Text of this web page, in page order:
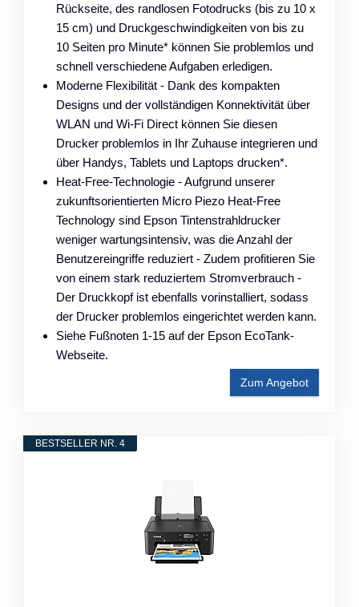
Rückseite, des randlosen Fotodrucks (bis zu 10 x
15 cm) und Druckgeschwindigkeiten von bis zu
10 Seiten pro Minute* können Sie problemlos und
schnell verschiedene Aufgaben erledigen.
Moderne Flexibilität - Dank des kompakten
Designs und der vollständigen Konnektivität über
WLAN und Wi-Fi Direct können Sie diesen
Drucker problemlos in Ihr Zuhause integrieren und
über Handys, Tablets und Laptops drucken*.
Heat-Free-Technologie - Aufgrund unserer
zukunftsorientierten Micro Piezo Heat-Free
Technology sind Epson Tintenstrahldrucker
weniger wartungsintensiv, was die Anzahl der
Benutzereingriffe reduziert - Zudem profitieren Sie
von einem stark reduziertem Stromverbrauch -
Der Druckkopf ist ebenfalls vorinstalliert, sodass
der Drucker problemlos eingerichtet werden kann.
Siehe Fußnoten 1-15 auf der Epson EcoTank-
Webseite.
Zum Angebot
BESTSELLER NR. 4